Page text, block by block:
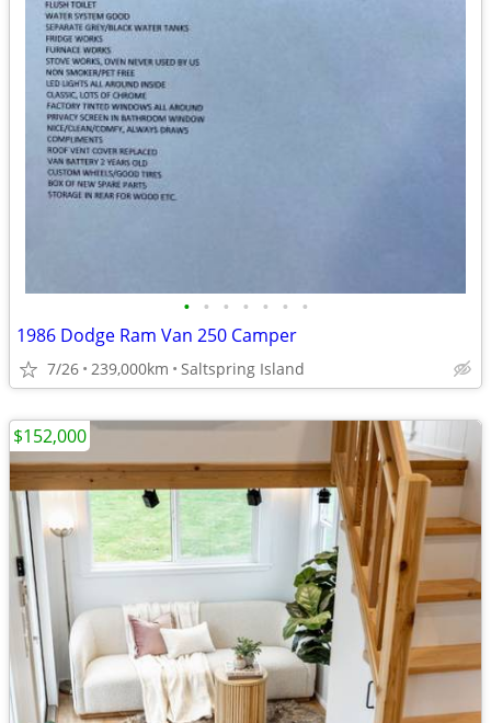
• • • • • • •
1986 Dodge Ram Van 250 Camper
7/26 239,000km Saltspring Island
$152,000